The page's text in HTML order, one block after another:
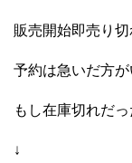
販売開始即売り切
予約は急いだ方が
もし在庫切れだ
↓